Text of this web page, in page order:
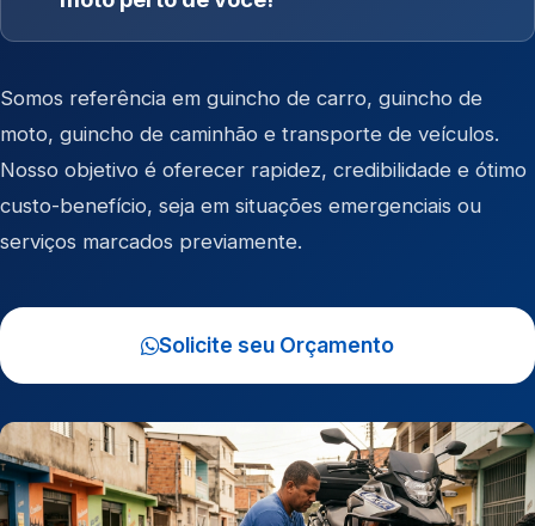
Somos referência em guincho de carro, guincho de
moto, guincho de caminhão e transporte de veículos.
Nosso objetivo é oferecer rapidez, credibilidade e ótimo
custo-benefício, seja em situações emergenciais ou
serviços marcados previamente.
Solicite seu Orçamento